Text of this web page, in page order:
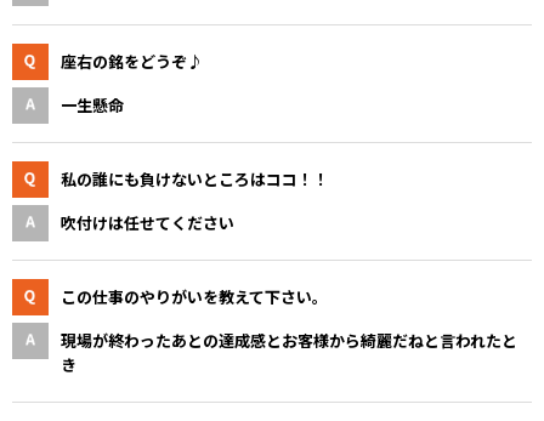
座右の銘をどうぞ♪
一生懸命
私の誰にも負けないところはココ！！
吹付けは任せてください
この仕事のやりがいを教えて下さい。
現場が終わったあとの達成感とお客様から綺麗だねと言われたと
き